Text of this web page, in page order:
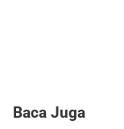
Baca Juga